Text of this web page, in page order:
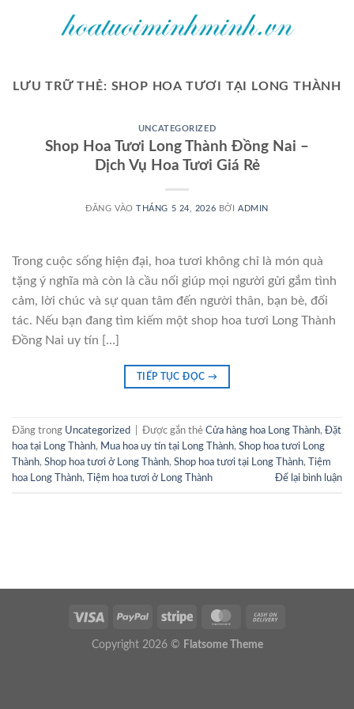
LƯU TRỮ THẺ: SHOP HOA TƯƠI TẠI LONG THÀNH
UNCATEGORIZED
Shop Hoa Tươi Long Thành Đồng Nai –
Dịch Vụ Hoa Tươi Giá Rẻ
ĐĂNG VÀOTHÁNG 5 24, 2026 BỞI ADMIN
Trong cuộc sống hiện đại, hoa tươi không chỉ là món quà
tặng ý nghĩa mà còn là cầu nối giúp mọi người gửi gắm tình
cảm, lời chúc và sự quan tâm đến người thân, bạn bè, đối
tác. Nếu bạn đang tìm kiếm một shop hoa tươi Long Thành
Đồng Nai uy tín […]
TIẾP TỤC ĐỌC →
Đăng trong Uncategorized Được gắn thẻ Cửa hàng hoa Long Thành, Đặt
hoa tại Long Thành, Mua hoa uy tín tại Long Thành, Shop hoa tươi Long
Thành, Shop hoa tươi ở Long Thành, Shop hoa tươi tại Long Thành,
Tiệm
hoa Long Thành, Tiệm hoa tươi ở Long Thành Để lại bình luận
Copyright 2026 © Flatsome Theme